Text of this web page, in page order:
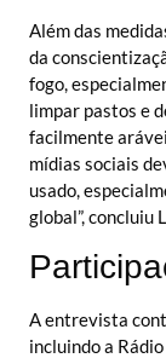
Além das
da
fogo,
limpar pastos e
facilmente
mídias sociais
usado,
global”, concluiu
A entrevista
incluindo a